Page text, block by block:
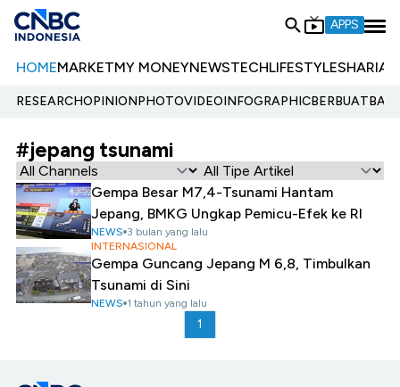
APPS
HOMEMARKETMY MONEYNEWSTECHLIFESTYLESHARIA
RESEARCHOPINIONPHOTOVIDEOINFOGRAPHIC
#jepang tsunami
Gempa Besar M7,4-Tsunami Hantam
Jepang, BMKG Ungkap Pemicu-Efek ke RI
NEWS 3 bulan yang lalu
INTERNASIONAL
Gempa Guncang Jepang M 6,8, Timbulkan
Tsunami di Sini
NEWS 1 tahun yang lalu
1